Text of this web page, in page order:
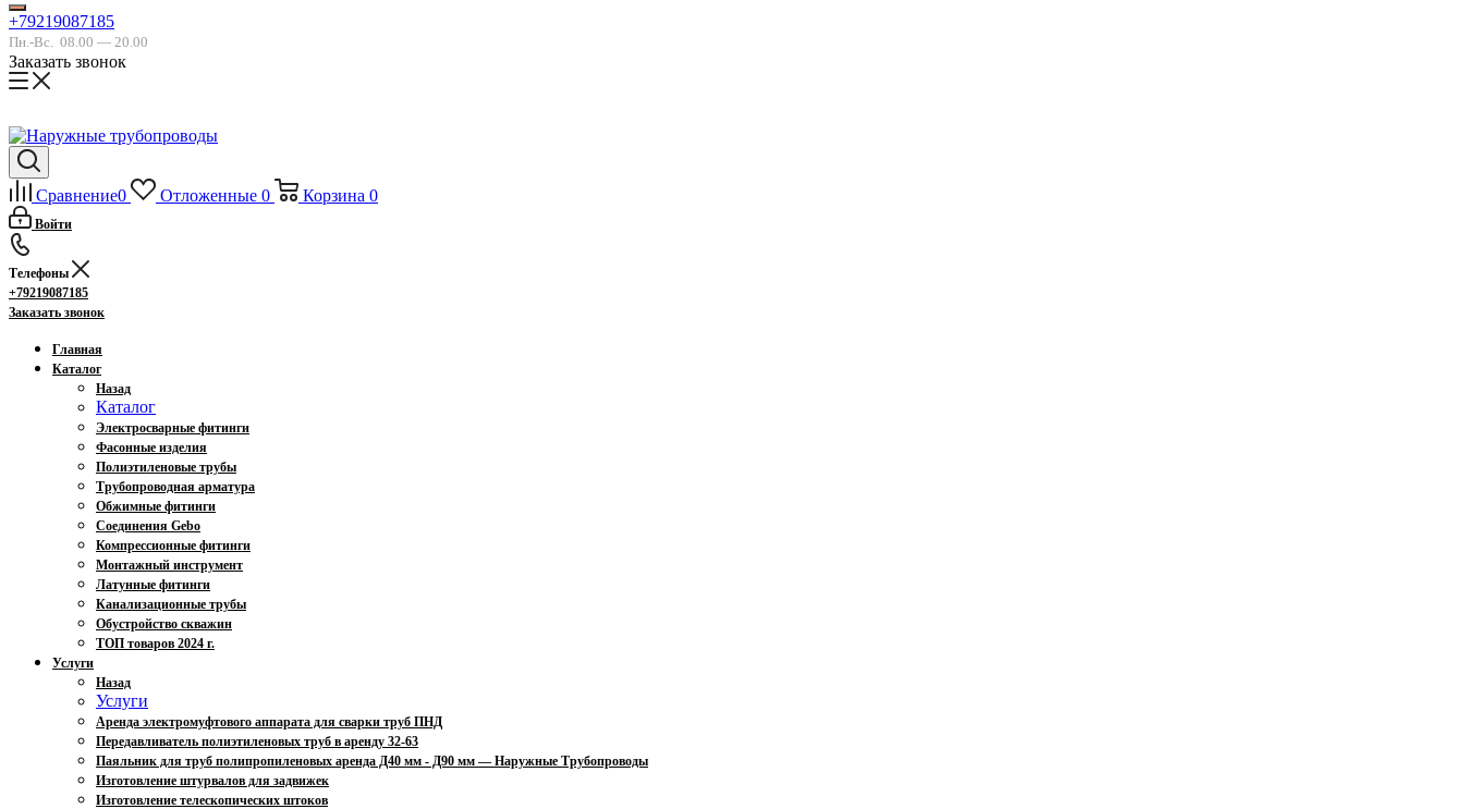
+79219087185
Пн.-Вс. 08.00 — 20.00
Заказать звонок
Сравнение0 Отложенные 0 Корзина 0
Войти
Телефоны
+79219087185
Заказать звонок
Главная
Каталог
Назад
Каталог
Электросварные фитинги
Фасонные изделия
Полиэтиленовые трубы
Трубопроводная арматура
Обжимные фитинги
Соединения Gebo
Компрессионные фитинги
Монтажный инструмент
Латунные фитинги
Канализационные трубы
Обустройство скважин
ТОП товаров 2024 г.
Услуги
Назад
Услуги
Аренда электромуфтового аппарата для сварки труб ПНД
Передавливатель полиэтиленовых труб в аренду 32-63
Паяльник для труб полипропиленовых аренда Д40 мм - Д90 мм — Наружные Трубопроводы
Изготовление штурвалов для задвижек
Изготовление телескопических штоков